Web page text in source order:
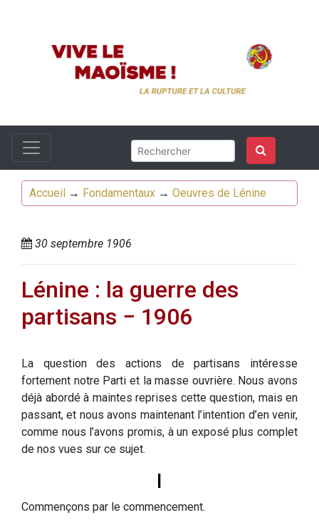
Accueil → Fondamentaux → Oeuvres de Lénine
30 septembre 1906
Lénine : la guerre des
partisans − 1906
La question des actions de partisans intéresse
fortement notre Parti et la masse ouvrière. Nous avons
déjà abordé à maintes reprises cette question, mais en
passant, et nous avons maintenant l’intention d’en venir,
comme nous l’avons promis, à un exposé plus complet
de nos vues sur ce sujet.
I
Commençons par le commencement.